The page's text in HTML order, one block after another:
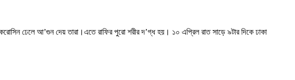
ঢেলে আ’গুন দেয় তারা।এতে রাফির পুরো শরীর দ’গ্ধ হয়। ১০ এপ্রিল রাত সাড়ে ৯টার দিকে ঢাকা